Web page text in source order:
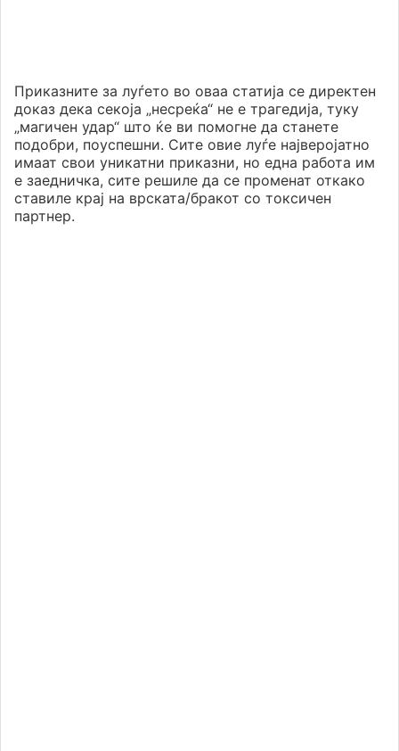
Приказните за луѓето во оваа статија се директен
доказ дека секоја „несреќа“ не е трагедија, туку
„магичен удар“ што ќе ви помогне да станете
подобри, поуспешни. Сите овие луѓе најверојатно
имаат свои уникатни приказни, но една работа им
е заедничка, сите решиле да се променат откако
ставиле крај на врската/бракот со токсичен
партнер.